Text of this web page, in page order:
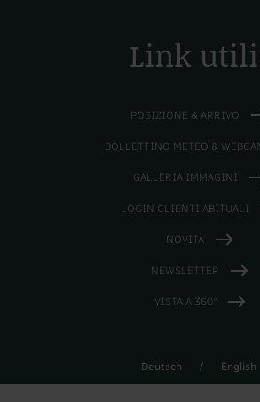
Link
POSIZIONE & ARRIVO
BOLLETTINO METEO &
GALLERIA IMMAGINI
LOGIN CLIENTI ABITUALI
NOVITÀ
NEWSLETTER
VISTA A 360°
Deutsch / English